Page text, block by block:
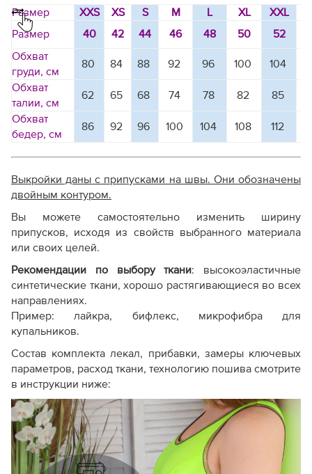
Размер XXS XS S M L XL XXL
Размер
40 42 44 46 48 50 52
Обхват
груди, см
80 84 88 92 96 100 104
Обхват
талии, см
62 65 68 74 78 82 85
Обхват
бедер, см
86 92 96 100 104 108 112
Выкройки даны с припусками на швы. Они обозначены
двойным контуром.
Вы можете самостоятельно изменить ширину
припусков, исходя из свойств выбранного материала
или своих целей.
Рекомендации по выбору ткани: высокоэластичные
синтетические ткани, хорошо растягивающиеся во всех
направлениях.
Пример: лайкра, бифлекс, микрофибра для
купальников.
Состав комплекта лекал, прибавки, замеры ключевых
параметров, расход ткани, технологию пошива смотрите
в инструкции ниже: